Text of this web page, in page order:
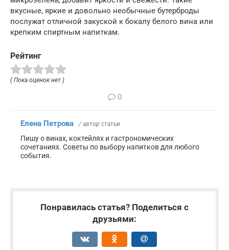
вкусные, яркие и довольно необычные бутерброды
послужат отличной закуской к бокалу белого вина или
крепким спиртным напиткам.
Рейтинг
( Пока оценок нет )
0
Елена Петрова / автор статьи
Пишу о винах, коктейлях и гастрономических
сочетаниях. Советы по выбору напитков для любого
события.
Понравилась статья? Поделиться с
друзьями: